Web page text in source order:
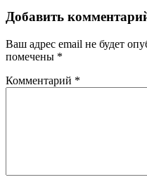
Добавить
Ваш адрес email не будет
помечены *
Комментарий *